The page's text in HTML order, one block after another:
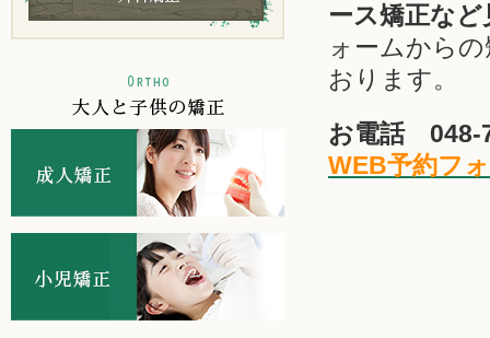
ース矯正な
ォームから
おります。
お電話
WEB予約フ